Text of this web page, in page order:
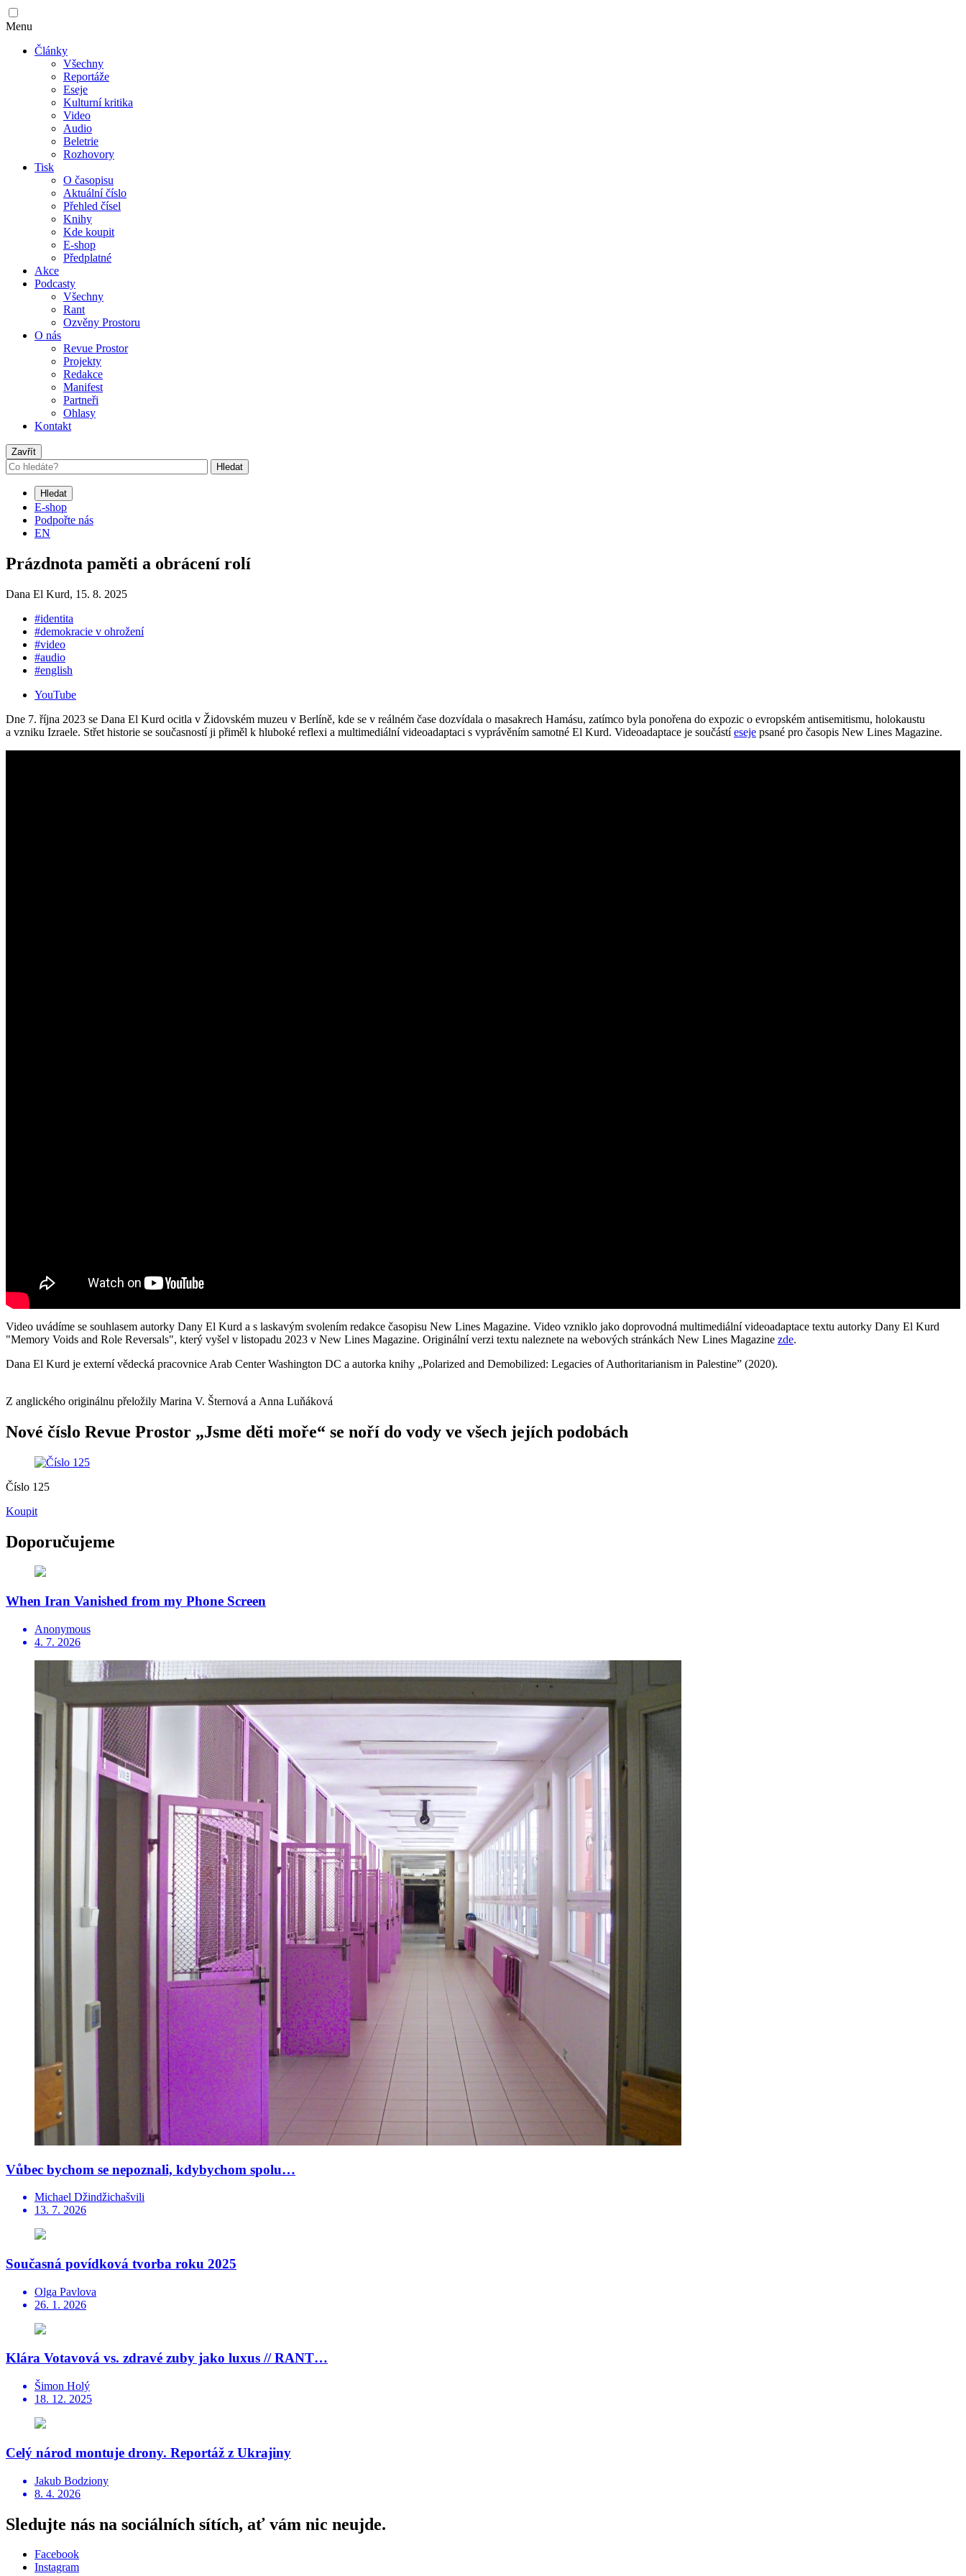
Menu
Články
Všechny
Reportáže
Eseje
Kulturní kritika
Video
Audio
Beletrie
Rozhovory
Tisk
O časopisu
Aktuální číslo
Přehled čísel
Knihy
Kde koupit
E-shop
Předplatné
Akce
Podcasty
Všechny
Rant
Ozvěny Prostoru
O nás
Revue Prostor
Projekty
Redakce
Manifest
Partneři
Ohlasy
Kontakt
Zavřít
Hledat
Hledat
E-shop
Podpořte nás
EN
Prázdnota paměti a obrácení rolí
Dana El Kurd, 15. 8. 2025
#identita
#demokracie v ohrožení
#video
#audio
#english
YouTube
Dne 7. října 2023 se Dana El Kurd ocitla v Židovském muzeu v Berlíně, kde se v reálném čase dozvídala o masakrech Hamásu, zatímco byla ponořena do expozic o evropském antisemitismu, holokaustu
a vzniku Izraele. Střet historie se současností ji přiměl k hluboké reflexi a multimediální videoadaptaci s vyprávěním samotné El Kurd. Videoadaptace je součástíeseje psané pro časopis New Lines Magazine.
Video uvádíme se souhlasem autorky Dany El Kurd a s laskavým svolením redakce časopisu New Lines Magazine. Video vzniklo jako doprovodná multimediální videoadaptace textu autorky Dany El Kurd
"Memory Voids and Role Reversals", který vyšel v listopadu 2023 v New Lines Magazine. Originální verzi textu naleznete na webových stránkách New Lines Magazine zde.
Dana El Kurd je externí vědecká pracovnice Arab Center Washington DC a autorka knihy „Polarized and Demobilized: Legacies of Authoritarianism in Palestine” (2020).
Z anglického originálnu přeložily Marina V. Šternová a Anna Luňáková
Nové číslo Revue Prostor „Jsme děti moře“ se noří do vody ve všech jejích podobách
Číslo 125
Koupit
Doporučujeme
When Iran Vanished from my Phone Screen
Anonymous
4. 7. 2026
Vůbec bychom se nepoznali, kdybychom spolu…
Michael Džindžichašvili
13. 7. 2026
Současná povídková tvorba roku 2025
Olga Pavlova
26. 1. 2026
Klára Votavová vs. zdravé zuby jako luxus // RANT…
Šimon Holý
18. 12. 2025
Celý národ montuje drony. Reportáž z Ukrajiny
Jakub Bodziony
8. 4. 2026
Sledujte nás na sociálních sítích, ať vám nic neujde.
Facebook
Instagram